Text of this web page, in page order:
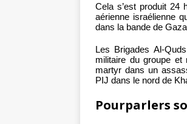
Cela s’est produit 24
aérienne israélienne
dans la bande de
Les Brigades Al-
militaire du groupe et
martyr dans un
PIJ dans le nord de
Pourparlers